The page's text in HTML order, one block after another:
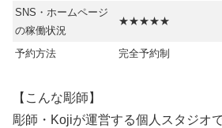
SNS・ホームページ
の稼働状況
★★★★★
予約方法 完全予約制
【こんな彫師】
彫師・Kojiが運営する個人スタジオで